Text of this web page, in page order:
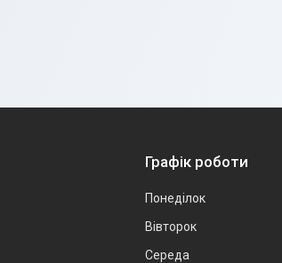
Графік роботи
Понеділок
Вівторок
Середа